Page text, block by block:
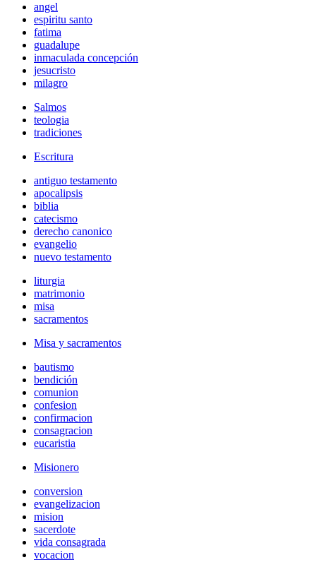
angel
espiritu santo
fatima
guadalupe
inmaculada concepción
jesucristo
milagro
Salmos
teologia
tradiciones
Escritura
antiguo testamento
apocalipsis
biblia
catecismo
derecho canonico
evangelio
nuevo testamento
liturgia
matrimonio
misa
sacramentos
Misa y sacramentos
bautismo
bendición
comunion
confesion
confirmacion
consagracion
eucaristia
Misionero
conversion
evangelizacion
mision
sacerdote
vida consagrada
vocacion